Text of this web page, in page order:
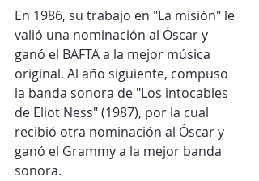
En 1986, su trabajo en "La misión" le
valió una nominación al Óscar y
ganó el BAFTA a la mejor música
original. Al año siguiente, compuso
la banda sonora de "Los intocables
de Eliot Ness" (1987), por la cual
recibió otra nominación al Óscar y
ganó el Grammy a la mejor banda
sonora.